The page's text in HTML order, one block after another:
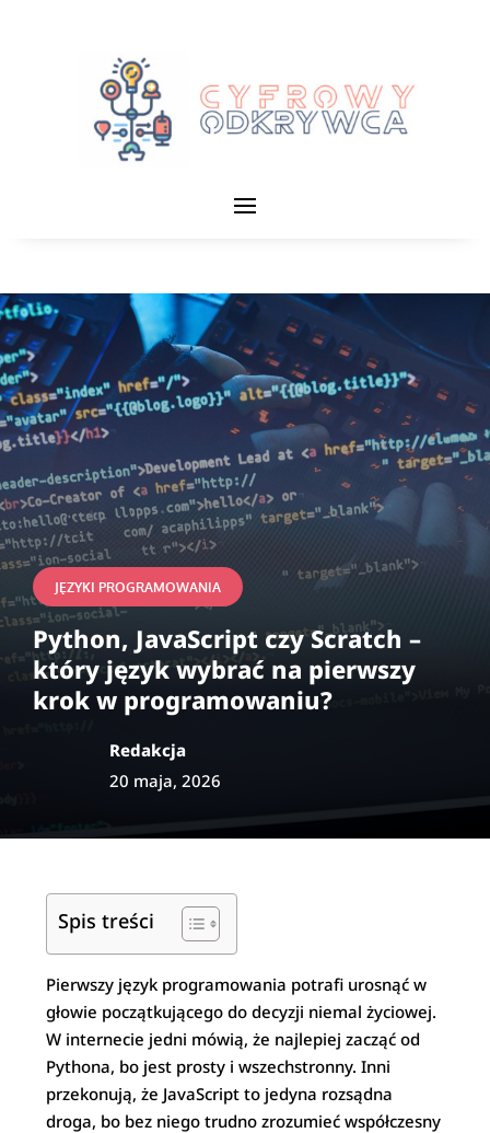
JĘZYKI PROGRAMOWANIA
Python, JavaScript czy Scratch –
który język wybrać na pierwszy
krok w programowaniu?
Redakcja
20 maja, 2026
Spis treści
Pierwszy język programowania potrafi urosnąć w
głowie początkującego do decyzji niemal życiowej.
W internecie jedni mówią, że najlepiej zacząć od
Pythona, bo jest prosty i wszechstronny. Inni
przekonują, że JavaScript to jedyna rozsądna
droga, bo bez niego trudno zrozumieć współczesny